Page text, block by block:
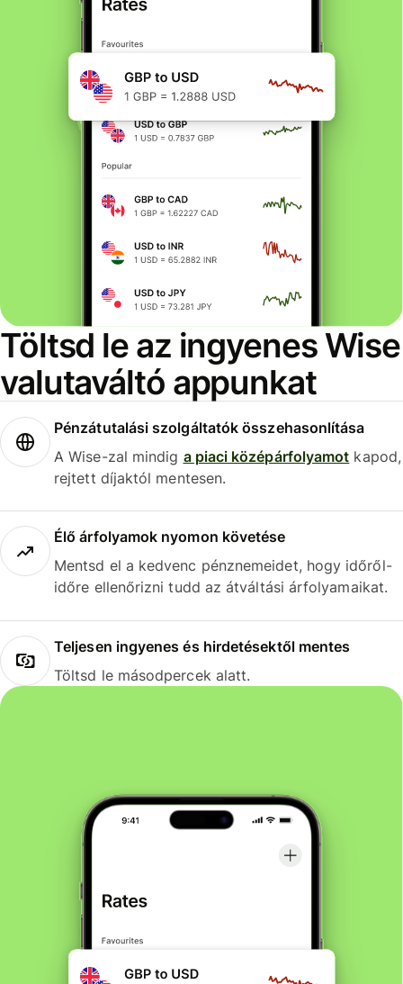
Töltsd le az ingyenes Wise
valutaváltó appunkat
Pénzátutalási szolgáltatók összehasonlítása
A Wise-zal mindig a piaci középárfolyamot kapod,
rejtett díjaktól mentesen.
Élő árfolyamok nyomon követése
Mentsd el a kedvenc pénznemeidet, hogy időről-
időre ellenőrizni tudd az átváltási árfolyamaikat.
Teljesen ingyenes és hirdetésektől mentes
Töltsd le másodpercek alatt.